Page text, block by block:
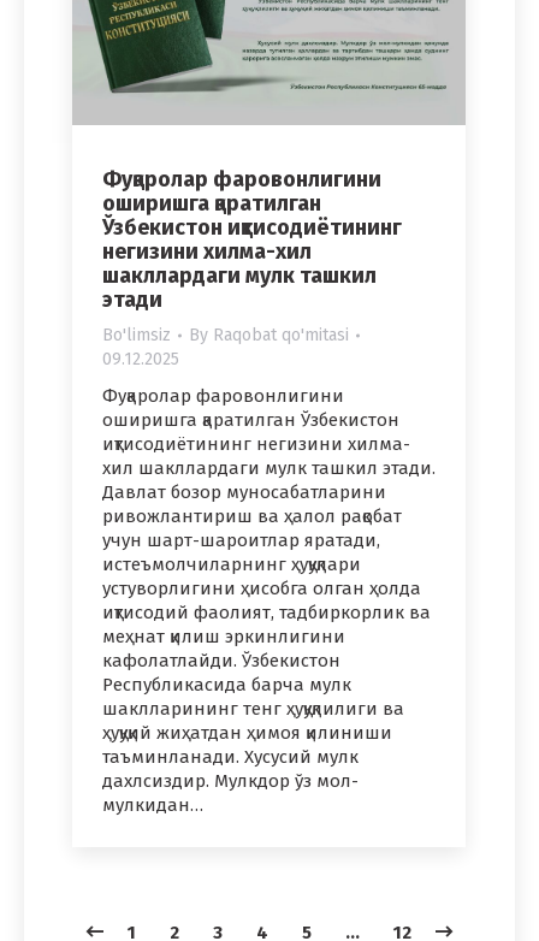
Фуқаролар фаровонлигини
оширишга қаратилган
Ўзбекистон иқтисодиётининг
негизини хилма-хил
шакллардаги мулк ташкил
этади
Bo'limsiz By Raqobat qo'mitasi
09.12.2025
Фуқаролар фаровонлигини
оширишга қаратилган Ўзбекистон
иқтисодиётининг негизини хилма-
хил шакллардаги мулк ташкил этади.
Давлат бозор муносабатларини
ривожлантириш ва ҳалол рақобат
учун шарт-шароитлар яратади,
истеъмолчиларнинг ҳуқуқлари
устуворлигини ҳисобга олган ҳолда
иқтисодий фаолият, тадбиркорлик ва
меҳнат қилиш эркинлигини
кафолатлайди. Ўзбекистон
Республикасида барча мулк
шаклларининг тенг ҳуқуқлилиги ва
ҳуқуқий жиҳатдан ҳимоя қилиниши
таъминланади. Хусусий мулк
дахлсиздир. Мулкдор ўз мол-
мулкидан…
1 2 3 4 5 … 12